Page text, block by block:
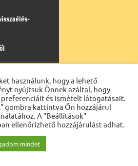
Öröm-hír
használunk, hogy a lehető
nyújtsuk Önnek azáltal, hogy
preferenciáit és ismételt látogatásait.
gombra kattintva Ön hozzájárul
A "Beállítások"
ellenőrizhető hozzájárulást adhat.
mindet